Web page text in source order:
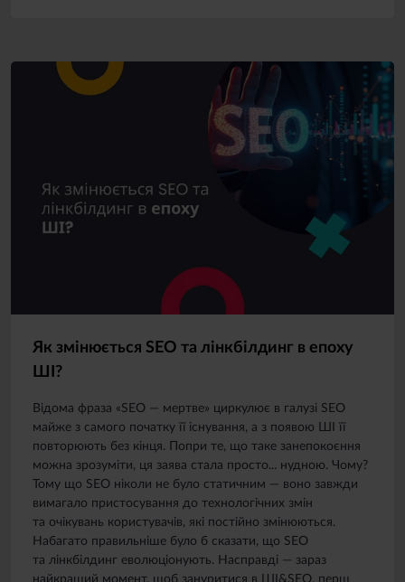
Як змінюється SEO та лінкбілдинг в епоху
ШІ?
Відома фраза «SEO — мертве» циркулює в галузі SEO
майже з самого початку її існування, а з появою ШІ її
повторюють без кінця. Попри те, що таке занепокоєння
можна зрозуміти, ця заява стала просто... нудною. Чому?
Тому що SEO ніколи не було статичним — воно завжди
вимагало пристосування до технологічних змін
та очікувань користувачів, які постійно змінюються.
Набагато правильніше було б сказати, що SEO
та лінкбілдинг еволюціонують. Насправді — зараз
найкращий момент, щоб зануритися в ШІ&SEO, перш